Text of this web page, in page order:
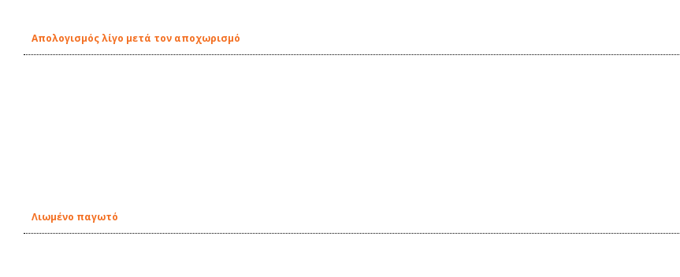
Απολογισμός λίγο μετά τον αποχωρισμό
Λιωμένο παγωτό